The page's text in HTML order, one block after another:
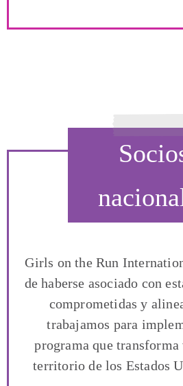
Girls on the Run
de haberse asociado con
comprometidas y
trabajamos para
programa que transforma
territorio de los Estados